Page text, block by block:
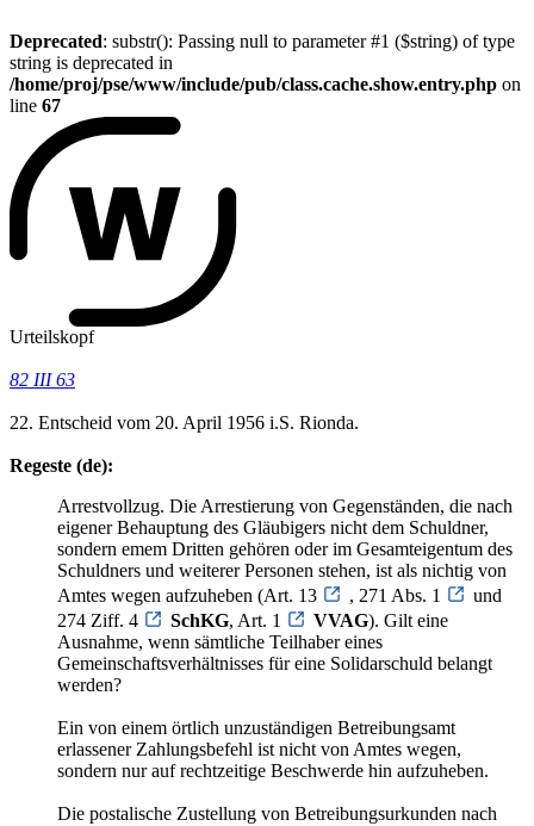
Deprecated: substr(): Passing null to parameter #1 ($string) of type
string is deprecated in
/home/proj/pse/www/include/pub/class.cache.show.entry.php on
line 67
Urteilskopf
82 III 63
22. Entscheid vom 20. April 1956 i.S. Rionda.
Regeste (de):
Arrestvollzug. Die Arrestierung von Gegenständen, die nach
eigener Behauptung des Gläubigers nicht dem Schuldner,
sondern emem Dritten gehören oder im Gesamteigentum des
Schuldners und weiterer Personen stehen, ist als nichtig von
Amtes wegen aufzuheben (Art. 13
, 271 Abs. 1
und
274 Ziff. 4
SchKG, Art. 1 VVAG). Gilt eine
Ausnahme, wenn sämtliche Teilhaber eines
Gemeinschaftsverhältnisses für eine Solidarschuld belangt
werden?
Ein von einem örtlich unzuständigen Betreibungsamt
erlassener Zahlungsbefehl ist nicht von Amtes wegen,
sondern nur auf rechtzeitige Beschwerde hin aufzuheben.
Die postalische Zustellung von Betreibungsurkunden nach